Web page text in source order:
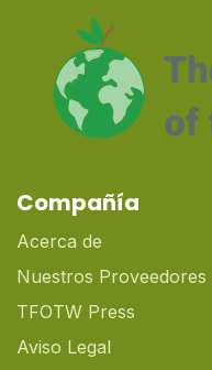
Compañía
Acerca de
Nuestros Proveedores
TFOTW Press
Aviso Legal